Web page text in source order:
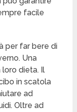
facile
per far bere di
Una
dieta. Il
in scatola
ad
Oltre ad